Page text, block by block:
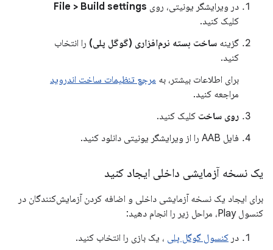
در ویرایشگر یونیتی، روی File > Build settings
کلیک کنید.
گزینه ساخت بسته نرم‌افزاری (گوگل پلی) را انتخاب
کنید.
برای اطلاعات بیشتر، به مرجع تنظیمات ساخت اندروید
مراجعه کنید.
روی ساخت کلیک کنید.
فایل AAB را از ویرایشگر یونیتی دانلود کنید.
یک نسخه آزمایشی داخلی ایجاد کنید
برای ایجاد یک نسخه آزمایشی داخلی و اضافه کردن آزمایش‌کنندگان در
کنسول Play، مراحل زیر را انجام دهید:
در کنسول گوگل پلی ، یک بازی را انتخاب کنید.